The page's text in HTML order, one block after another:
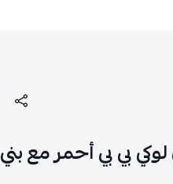
بي بي أحمر مع بني